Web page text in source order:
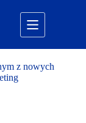
z nowych